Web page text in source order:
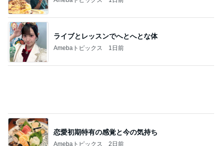
恋愛初期特有の感覚と今の気持ち
Amebaトピックス 2日前